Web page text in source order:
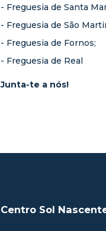
- Freguesia de Santa
- Freguesia de São
- Freguesia de Fornos;
- Freguesia de Real
Junta-te a nós!
Centro Sol